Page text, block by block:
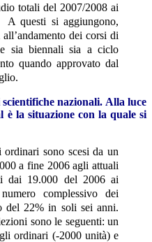
totali del 2007/2008 ai
A questi si aggiungono,
dei corsi di
sia biennali sia a ciclo
quando approvato dal
nazionali. Alla luce
è la situazione con la quale si
sono scesi da un
a fine 2006 agli attuali
dai 19.000 del 2006 ai
complessivo dei
del 22% in soli sei anni.
sono le seguenti: un
ordinari (-2000 unità) e